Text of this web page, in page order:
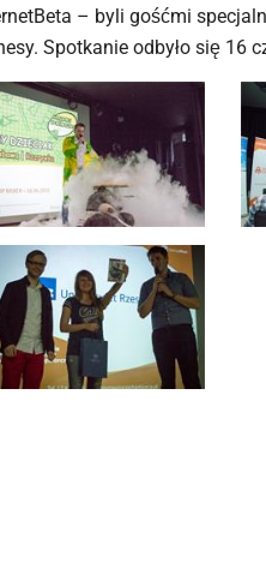
– byli gośćmi
Spotkanie odbyło się 16